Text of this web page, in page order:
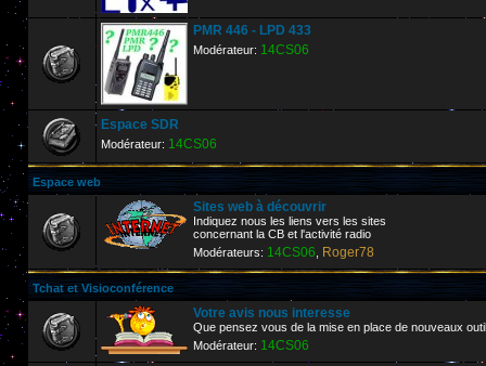
PMR 446 - LPD 433
Modérateur: 14CS06
Espace SDR
Modérateur: 14CS06
Espace web
Sites web à découvrir
Indiquez nous les liens vers les sites
concernant la CB et l'activité radio
Modérateurs: 14CS06 Roger78
Tchat et Visioconférence
Votre avis nous interesse
Que pensez vous de la mise en place de nouveaux
Modérateur: 14CS06